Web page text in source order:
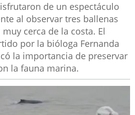
de un espectáculo
al observar tres ballenas
cerca de la costa. El
por la bióloga Fernanda
la importancia de preservar
la fauna marina.